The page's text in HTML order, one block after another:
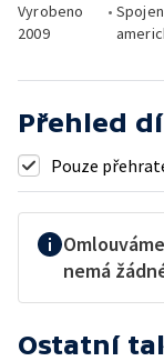
Vyrobeno
2009
•
Přehled
Pouze
nemá
Ostatní